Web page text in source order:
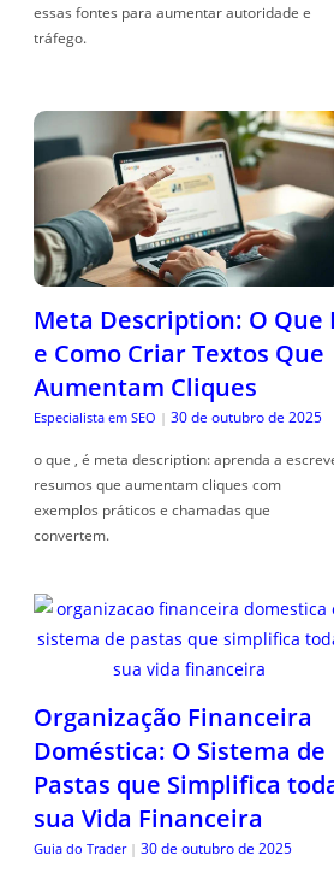
essas fontes para aumentar autoridade e
tráfego.
Meta Description: O Que
e Como Criar Textos Que
Aumentam Cliques
Especialista em SEO | 30 de outubro de 2025
o que , é meta description: aprenda a
resumos que aumentam cliques com
exemplos práticos e chamadas que
convertem.
Organização Financeira
Doméstica: O Sistema de
Pastas que Simplifica
sua Vida Financeira
Guia do Trader | 30 de outubro de 2025